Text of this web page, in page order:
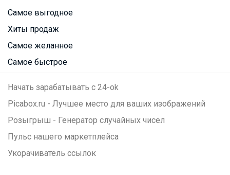
Самое выгодное
Хиты продаж
Самое желанное
Самое быстрое
Начать зарабатывать с 24-ok
Picabox.ru - Лучшее место для ваших изображений
Розыгрыш - Генератор случайных чисел
Пульс нашего маркетплейса
Укорачиватель ссылок